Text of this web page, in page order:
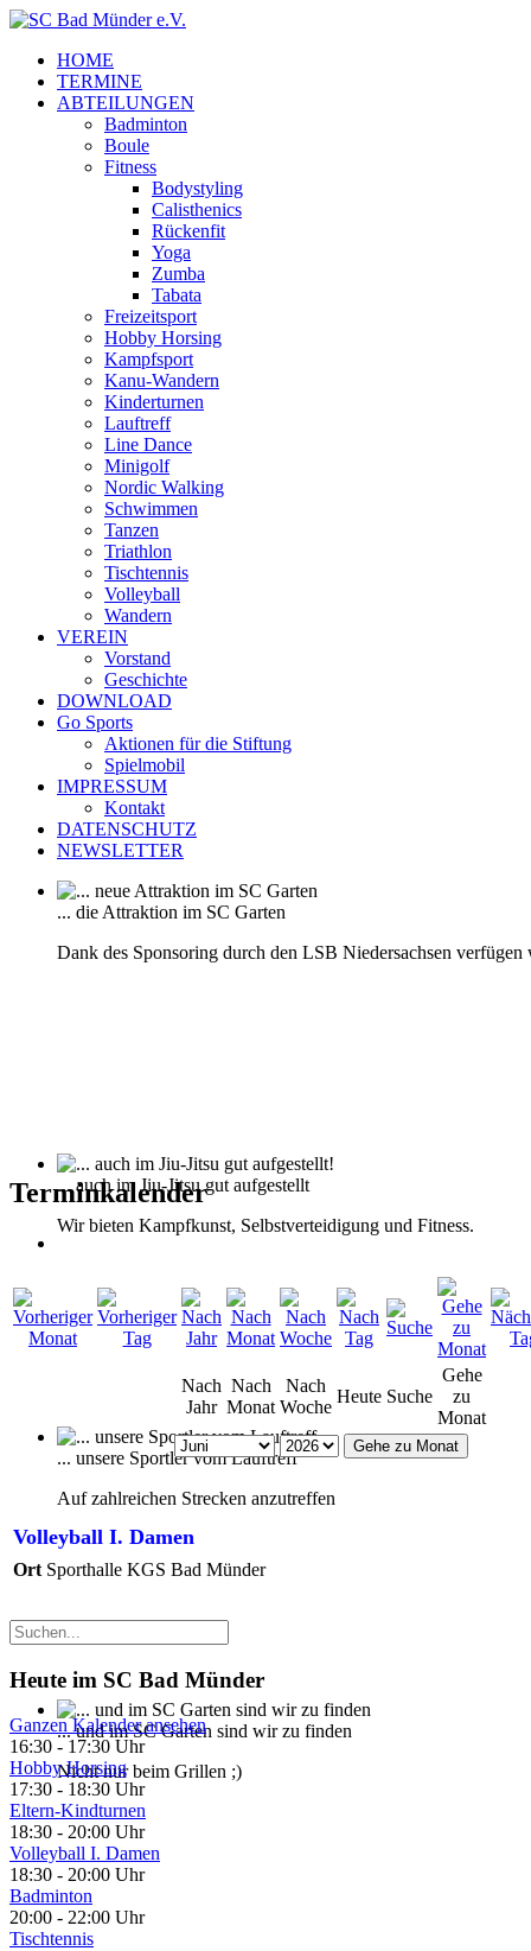
HOME
TERMINE
ABTEILUNGEN
Badminton
Boule
Fitness
Bodystyling
Calisthenics
Rückenfit
Yoga
Zumba
Tabata
Freizeitsport
Hobby Horsing
Kampfsport
Kanu-Wandern
Kinderturnen
Lauftreff
Line Dance
Minigolf
Nordic Walking
Schwimmen
Tanzen
Triathlon
Tischtennis
Volleyball
Wandern
VEREIN
Vorstand
Geschichte
DOWNLOAD
Go Sports
Aktionen für die Stiftung
Spielmobil
IMPRESSUM
Kontakt
DATENSCHUTZ
NEWSLETTER
... die Attraktion im SC Garten
Dank des Sponsoring durch den LSB Niedersachsen
... auch im Jiu-Jitsu gut aufgestellt
Wir bieten Kampfkunst, Selbstverteidigung und Fitness.
... unsere Sportler vom Lauftreff
Auf zahlreichen Strecken anzutreffen
... und im SC Garten sind wir zu finden
Nicht nur beim Grillen ;)
Terminkalender
Nach
Jahr
Nach
Monat
Nach
Woche
Heute Suche
Gehe
zu
Monat
Gehe zu Monat
Volleyball I. Damen
Ort Sporthalle KGS Bad Münder
Heute im SC Bad Münder
Ganzen Kalender ansehen
16:30 - 17:30 Uhr
Hobby Horsing
17:30 - 18:30 Uhr
Eltern-Kindturnen
18:30 - 20:00 Uhr
Volleyball I. Damen
18:30 - 20:00 Uhr
Badminton
20:00 - 22:00 Uhr
Tischtennis